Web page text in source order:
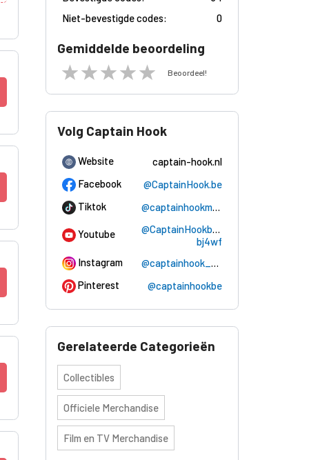
Niet-bevestigde codes:
0
Gemiddelde beoordeling
Beoordeel!
Volg Captain Hook
Website
captain-hook.nl
Facebook
@CaptainHook.be
Tiktok
@captainhookmerchandise
Youtube
@CaptainHookbe-
bj4wf
Instagram
@captainhook_merchandise
Pinterest
@captainhookbe
Gerelateerde Categorieën
Collectibles
Officiele Merchandise
Film en TV Merchandise